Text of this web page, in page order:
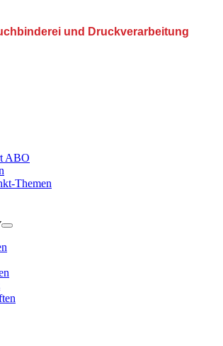
und Druckverarbeitung
ABO
Themen